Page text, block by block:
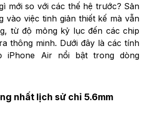
mới so với các thế hệ trước? Sản
vào việc tinh giản thiết kế mà vẫn
từ độ mỏng kỷ lục đến các chip
thông minh. Dưới đây là các tính
iPhone Air nổi bật trong dòng
nhất lịch sử chỉ 5.6mm